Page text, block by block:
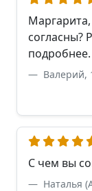
согласны?
Валерий,
С чем вы
Наталья